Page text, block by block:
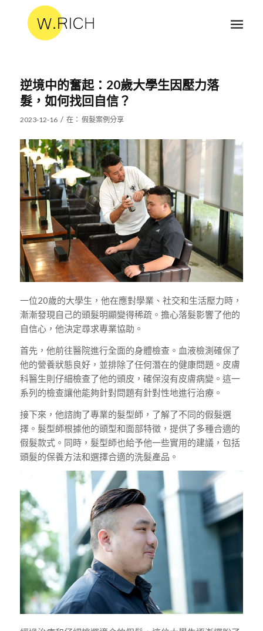
逆境中的奮起：20歲大學生因壓力落
髮，如何找回自信？
2023-12-16 / 在： 假髮案例分享
一位20歲的大學生，他在應對學業、社交和生活壓力時，
漸漸發現自己的頭髮明顯變得稀疏。擔心落髮影響了他的
自信心，他決定尋求專業協助。
首先，他前往醫院進行全面的身體檢查。血液檢測確保了
他的營養狀態良好，並排除了任何潛在的健康問題。皮膚
科醫生則仔細檢查了他的頭皮，確保沒有皮膚病變。這一
系列的檢查讓他能夠針對問題有針對性地進行治療。
接下來，他諮詢了專業的髮型師，了解了不同的假髮選
擇。髮型師根據他的頭型和面部特徵，提供了多種合適的
假髮款式。同時，髮型師也給予他一些實用的建議，包括
頭髮的保養方法和選擇合適的洗髮產品。